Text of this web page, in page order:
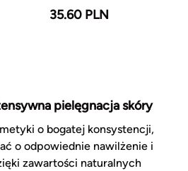
35.60 PLN
pielęgnacja skóry
o bogatej konsystencji,
o odpowiednie nawilżenie i
zawartości naturalnych